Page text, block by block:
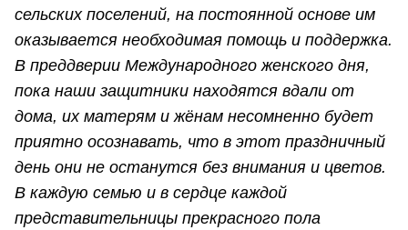
сельских поселений, на постоянной основе им
оказывается необходимая помощь и поддержка.
В преддверии Международного женского дня,
пока наши защитники находятся вдали от
дома, их матерям и жёнам несомненно будет
приятно осознавать, что в этот праздничный
день они не останутся без внимания и цветов.
В каждую семью и в сердце каждой
представительницы прекрасного пола